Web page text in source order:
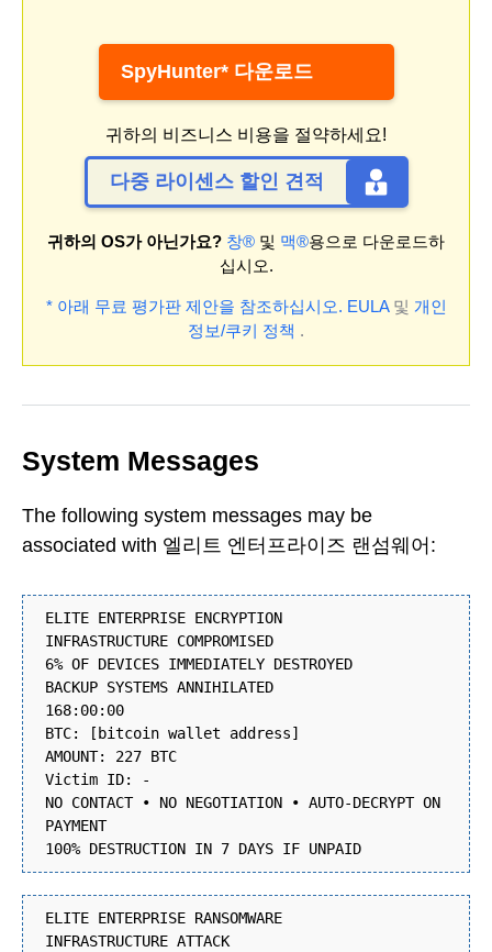
SpyHunter* 다운로드
귀하의 비즈니스 비용을 절약하세요!
다중 라이센스 할인 견적
귀하의 OS가 아닌가요? 창® 및 맥®용으로 다운로드하
십시오.
* 아래 무료 평가판 제안을 참조하십시오. EULA및 개인
정보/쿠키 정책 .
System Messages
The following system messages may be
associated with 엘리트 엔터프라이즈 랜섬웨어:
ELITE ENTERPRISE ENCRYPTION
INFRASTRUCTURE COMPROMISED
6% OF DEVICES IMMEDIATELY DESTROYED
BACKUP SYSTEMS ANNIHILATED
168:00:00
BTC: [bitcoin wallet address]
AMOUNT: 227 BTC
Victim ID: -
NO CONTACT • NO NEGOTIATION • AUTO-DECRYPT ON
PAYMENT
100% DESTRUCTION IN 7 DAYS IF UNPAID
ELITE ENTERPRISE RANSOMWARE
INFRASTRUCTURE ATTACK